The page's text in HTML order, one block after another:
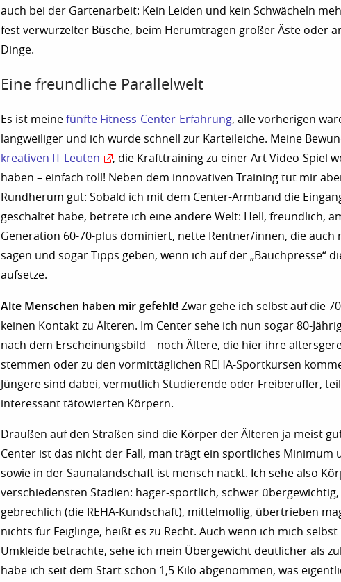
auch bei der Gartenarbeit: Kein Leiden und kein Schwächeln
fest verwurzelter Büsche, beim Herumtragen großer Äste oder
Dinge.
Eine freundliche Parallelwelt
Es ist meine fünfte Fitness-Center-Erfahrung, alle vorherigen
langweiliger und ich wurde schnell zur Karteileiche. Meine
kreativen IT-Leuten
, die Krafttraining zu einer Art Video-Spiel
haben – einfach toll! Neben dem innovativen Training tut mir
Rundherum gut: Sobald ich mit dem Center-Armband die
geschaltet habe, betrete ich eine andere Welt: Hell, freundlich,
Generation 60-70-plus dominiert, nette Rentner/innen, die auch
sagen und sogar Tipps geben, wenn ich auf der „Bauchpresse“
aufsetze.
Alte Menschen haben mir gefehlt! Zwar gehe ich selbst auf die
keinen Kontakt zu Älteren. Im Center sehe ich nun sogar 80-
nach dem Erscheinungsbild – noch Ältere, die hier ihre
stemmen oder zu den vormittäglichen REHA-Sportkursen
Jüngere sind dabei, vermutlich Studierende oder Freiberufler,
interessant tätowierten Körpern.
Draußen auf den Straßen sind die Körper der Älteren ja meist
Center ist das nicht der Fall, man trägt ein sportliches Minimum
sowie in der Saunalandschaft ist mensch nackt. Ich sehe also
verschiedensten Stadien: hager-sportlich, schwer
gebrechlich (die REHA-Kundschaft), mittelmollig, übertrieben
nichts für Feiglinge, heißt es zu Recht. Auch wenn ich mich
Umkleide betrachte, sehe ich mein Übergewicht deutlicher als
habe ich seit dem Start schon 1,5 Kilo abgenommen, was